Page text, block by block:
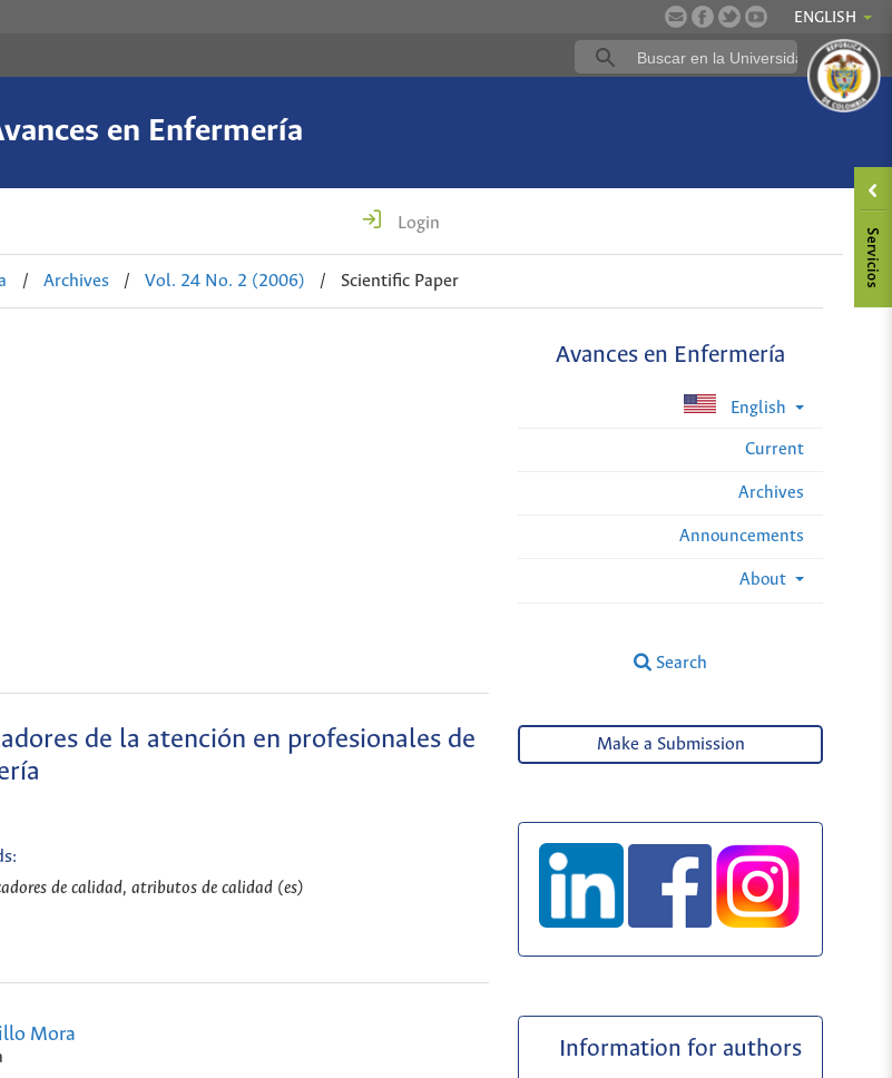
ENGLISH
en Enfermería
Login
/ Archives / Vol. 24 No. 2 (2006) / Scientific Paper
Avances en Enfermería
English
Current
Archives
Announcements
About
Search
de la atención en profesionales de
de calidad, atributos de calidad (es)
Mora
Make a Submission
Information for authors